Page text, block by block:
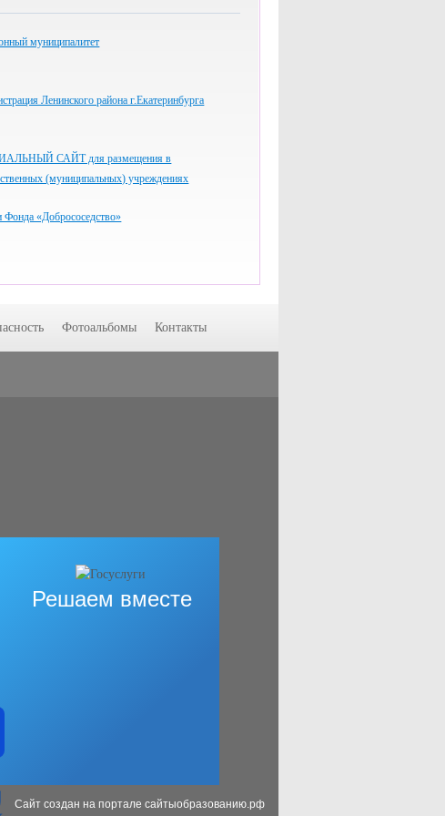
муниципалитет
Ленинского района г.Екатеринбурга
САЙТ для размещения в
(муниципальных) учреждениях
«Добрососедство»
Фотоальбомы Контакты
Решаем вместе
Сайт создан на портале сайтыобразованию.рф